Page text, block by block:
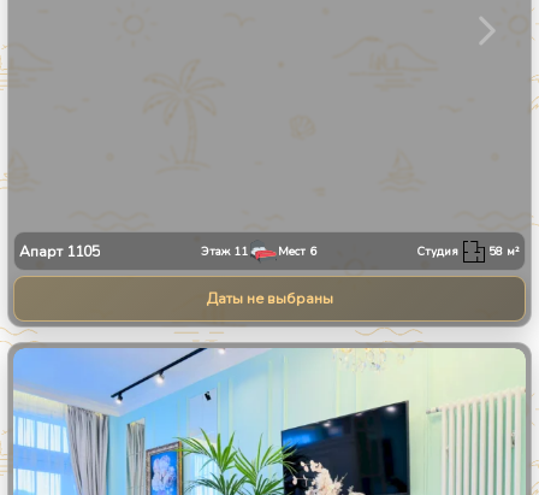
Апарт 1105 Этаж 11 Мест 6 Студия 58 м²
Даты не выбраны
1